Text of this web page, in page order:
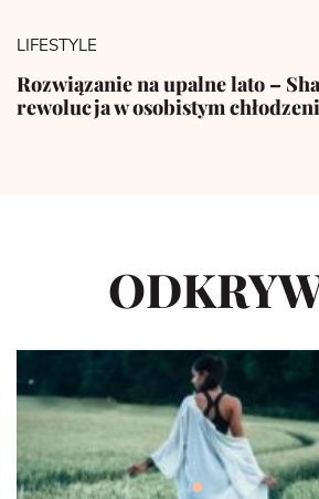
LIFESTYLE
Rozwiązanie na upalne lato –
rewolucja w osobistym